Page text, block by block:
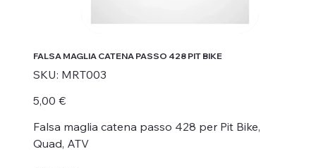
FALSA MAGLIA CATENA PASSO 428 PIT BIKE
SKU: SKU
MRT003
MRT003
Prezzo
5,00 €
Falsa maglia catena passo 428 per Pit Bike,
Quad, ATV